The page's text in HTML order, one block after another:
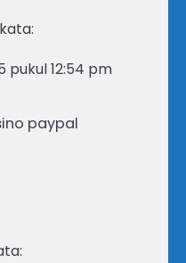
pukul 12:54 pm
paypal